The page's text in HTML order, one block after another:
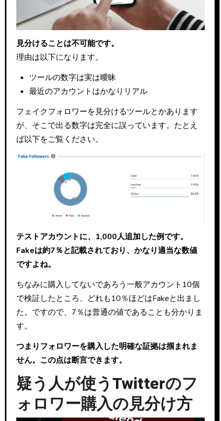
見分けることは不可能です。
理由は以下になります。
ツールの数字は実は曖昧
最近のアカウントはかなりリアル
フェイクフォロワーを見分けるツールとかあります
が、そこで出る数字は完全に誤っています。たとえ
ば以下をご覧ください。
テストアカウントに、1,000人追加した例です。
Fakeは約7％と記載されており、かなり適当な数値
ですよね。
ちなみに購入してないであろう一般アカウント10個
で検証したところ、どれも10％ほどはFakeと出まし
た。ですので、7％は普通の値であることも分かりま
す。
つまりフォロワーを購入した明確な証拠は掴まれま
せん。この点は断言できます。
疑う人が使うTwitterのフ
ォロワー購入の見分け方